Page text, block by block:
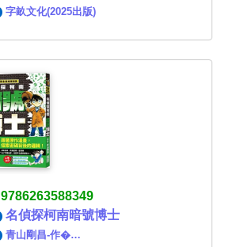
字畝文化(2025出版)
9786263588349
名偵探柯南暗號博士
青山剛昌-作�…